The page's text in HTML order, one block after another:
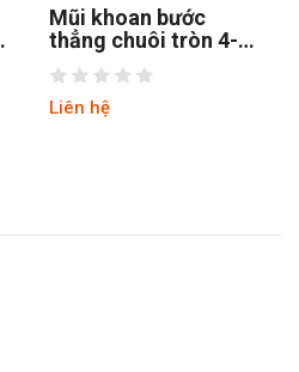
Mũi khoan bước
thẳng chuôi tròn 4-12
hss4241 tin
Liên hệ